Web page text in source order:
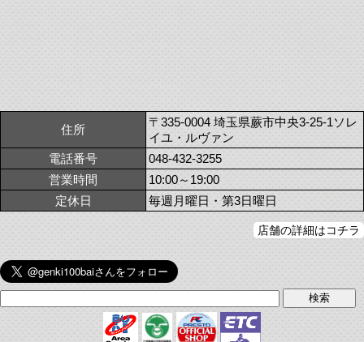
住所
〒335-0004 埼玉県蕨市中央3-25-1ソレ
イユ・ルヴァン
電話番号
048-432-3255
営業時間
10:00～19:00
定休日
毎週月曜日・第3日曜日
店舗の詳細はコチラ